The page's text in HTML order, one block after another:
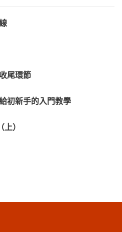
尾環節
初新手的入門教學
）